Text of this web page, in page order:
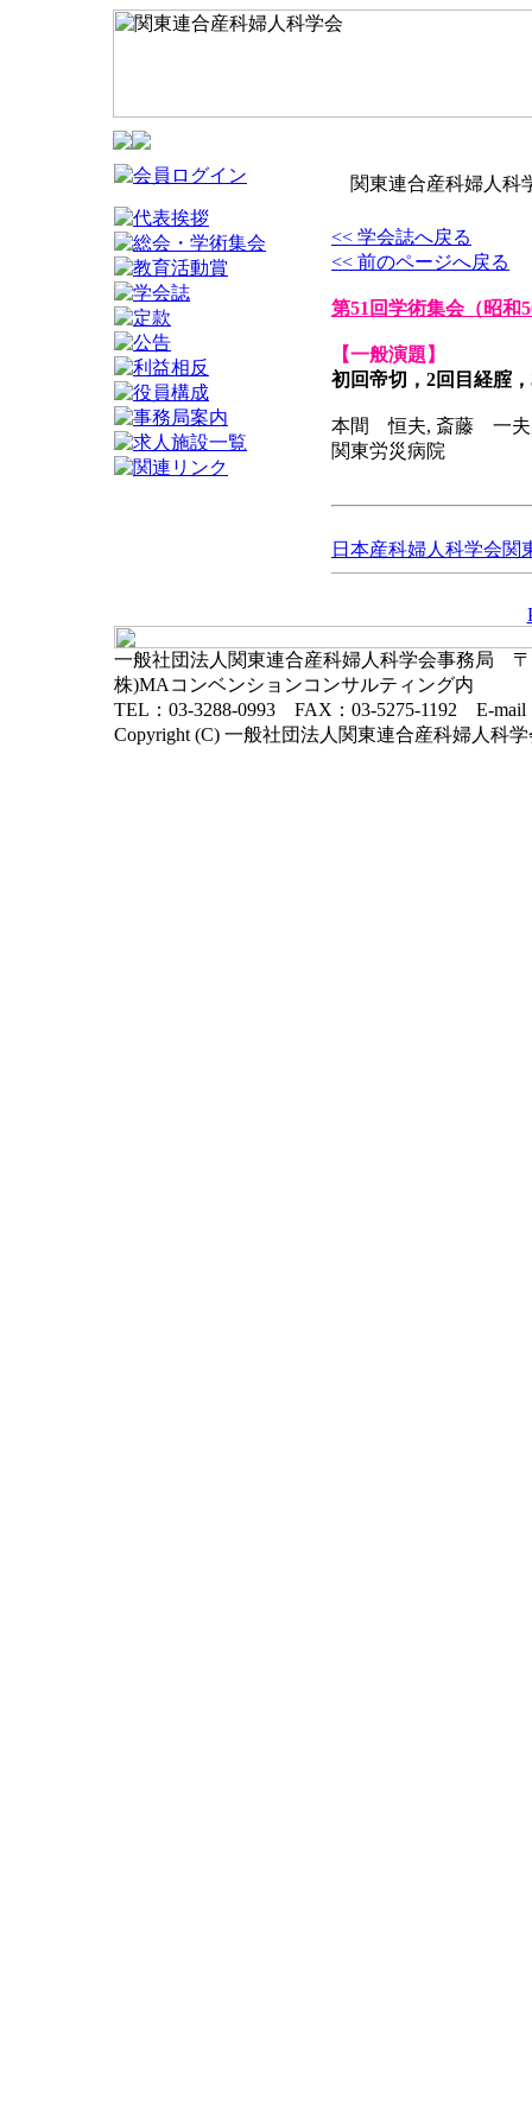
関東連合産科婦人科
<< 学会誌へ戻る
<< 前のページへ戻る
第51回学術集会（昭和
【一般演題】
初回帝切，2回目経腟
本間 恒夫, 斎藤 一
関東労災病院
日本産科婦人科学会関
一般社団法人関東連合産科婦人科学会事務局 〒
株)MAコンベンションコンサルティング内
TEL：03-3288-0993 FAX：03-5275-1192 E-mail
Copyright (C) 一般社団法人関東連合産科婦人科